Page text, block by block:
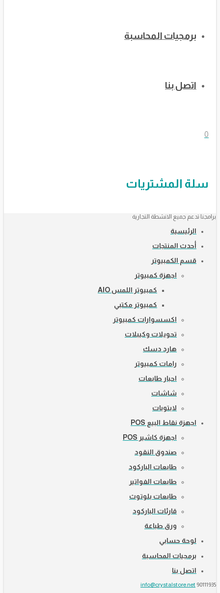
برمجيات المحاسبة
اتصل بنا
0
سلة المشتريات
برامجنا تدعم جميع الانشطة التجارية
الرئيسية
أحدث المنتجات
قسم الكمبيوتر
اجهزة كمبيوتر
كمبيوتر اللمس AIO
كمبيوتر مكتبي
اكسسوارات كمبيوتر
تحويلات وكيبلات
هارد دسك
رامات كمبيوتر
احبار طابعات
شاشات
لابتوبات
اجهزة نقاط البيع POS
اجهزة كاشير POS
صندوق النقود
طابعات الباركود
طابعات الفواتير
طابعات بلوتوث
قارئات الباركود
ورق طباعة
لوحة حسابي
برمجيات المحاسبة
اتصل بنا
90111935
info@crystalstore.net